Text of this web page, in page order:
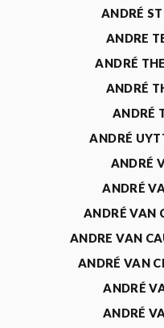
ANDRÉ
ANDRE
ANDRÉ
ANDRÉ
ANDRÉ
ANDRÉ
ANDRÉ
ANDRÉ
ANDRÉ VAN
ANDRE VAN
ANDRÉ VAN
ANDRÉ
ANDRÉ